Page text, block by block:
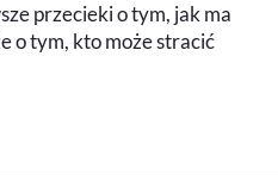
przecieki o tym, jak ma
o tym, kto może stracić